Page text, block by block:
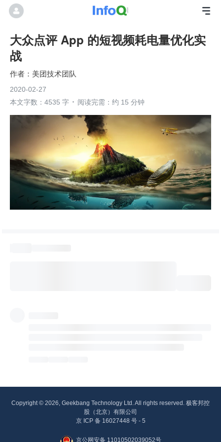
大众点评 App 的短视频耗电量优化实
战
美团技术团队
2020-02-27
本文字数：4535 字
阅读完需：约 15 分钟
Copyright © 2026, Geekbang Technology Ltd. All rights reserved. 极客邦控
股（北京）有限公司
京 ICP 备 16027448 号 - 5
京公网安备 11010502039052号